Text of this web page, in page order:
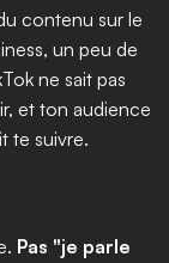
contenu sur le
un peu de
ne sait pas
et ton audience
te suivre.
Pas "je parle